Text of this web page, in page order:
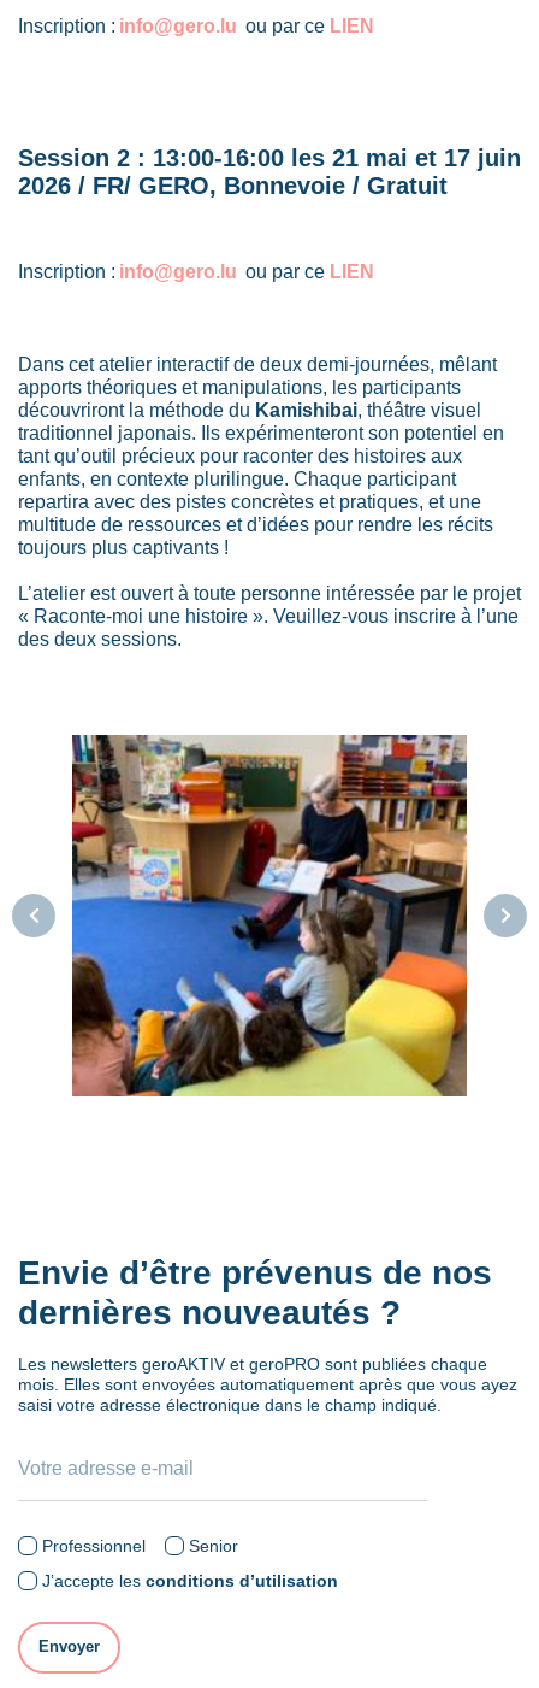
Inscription : info@gero.lu ou par ce LIEN
Session 2 : 13:00-16:00 les 21 mai et 17 juin
2026 / FR/ GERO, Bonnevoie / Gratuit
Inscription : info@gero.lu ou par ce LIEN
Dans cet atelier interactif de deux demi-journées, mêlant
apports théoriques et manipulations, les participants
découvriront la méthode du Kamishibai, théâtre visuel
traditionnel japonais. Ils expérimenteront son potentiel en
tant qu’outil précieux pour raconter des histoires aux
enfants, en contexte plurilingue. Chaque participant
repartira avec des pistes concrètes et pratiques, et une
multitude de ressources et d’idées pour rendre les récits
toujours plus captivants !
L’atelier est ouvert à toute personne intéressée par le projet
« Raconte-moi une histoire ». Veuillez-vous inscrire à l’une
des deux sessions.
Envie d’être prévenus de nos
dernières nouveautés ?
Les newsletters geroAKTIV et geroPRO sont publiées chaque
mois. Elles sont envoyées automatiquement après que vous ayez
saisi votre adresse électronique dans le champ indiqué.
Professionnel
Senior
J’accepte les conditions d’utilisation